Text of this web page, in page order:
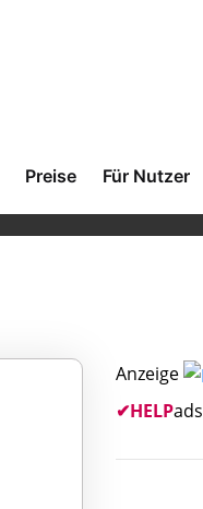
Preise Für Nutzer
Anzeige
✔HELPads